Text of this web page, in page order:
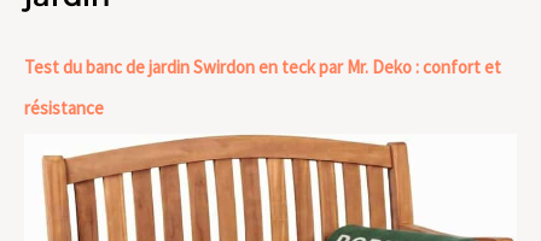
Test du banc de jardin Swirdon en teck par Mr. Deko : confort et
résistance